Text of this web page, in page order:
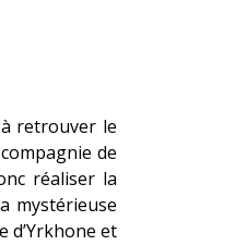
retrouver le
de
réaliser la
mystérieuse
d’Yrkhone et